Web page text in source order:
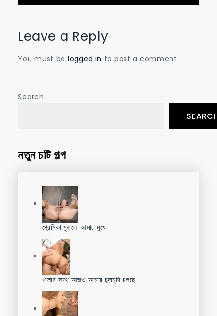
Leave a Reply
You must be logged in to post a comment.
Search
নতুন চটি গল্প
প্রেমিকা মুতলো আমার মুখে
খালার সাথে আজও আমার চুদাচুদি চলছে